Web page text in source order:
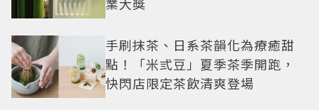
業大獎
手刷抹茶、日系茶韻化為療癒甜
點！「米弎豆」夏季茶季開跑，
快閃店限定茶飲清爽登場